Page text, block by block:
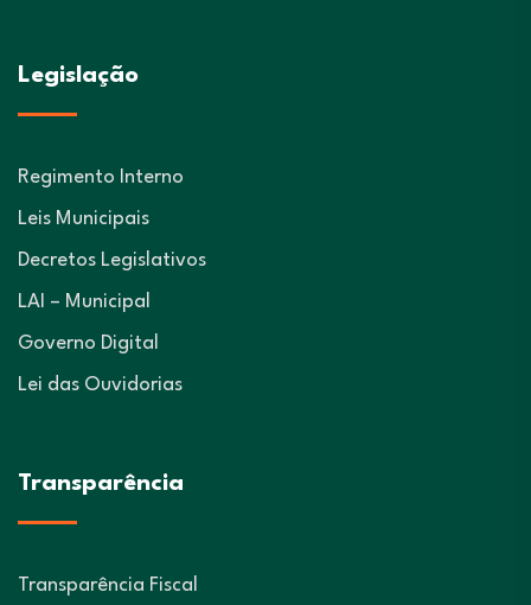
Legislação
Regimento Interno
Leis Municipais
Decretos Legislativos
LAI – Municipal
Governo Digital
Lei das Ouvidorias
Transparência
Transparência Fiscal